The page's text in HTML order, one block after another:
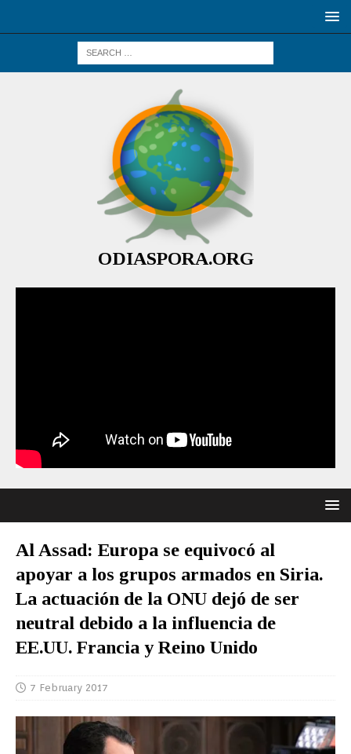
ODIASPORA.ORG
Al Assad: Europa se equivocó al
apoyar a los grupos armados en Siria.
La actuación de la ONU dejó de ser
neutral debido a la influencia de
EE.UU. Francia y Reino Unido
7 February 2017